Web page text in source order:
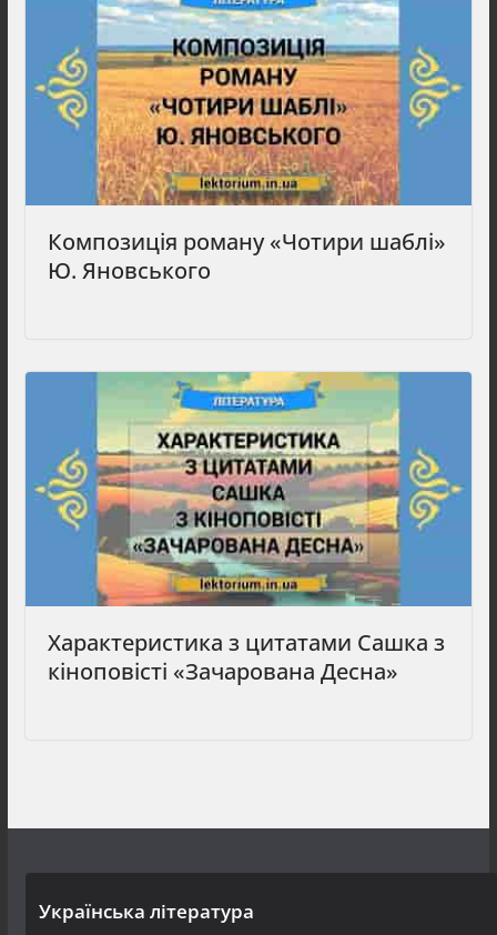
Композиція роману «Чотири шаблі»
Ю. Яновського
Характеристика з цитатами Сашка з
кіноповісті «Зачарована Десна»
Українська література